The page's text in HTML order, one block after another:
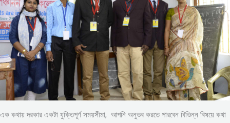
এক কথায় দরকার একটা যুক্তিপূর্ণ সময়সীমা, আপনি অনুভব করতে পারবেন বিভিন্ন বিষয়ে কথা